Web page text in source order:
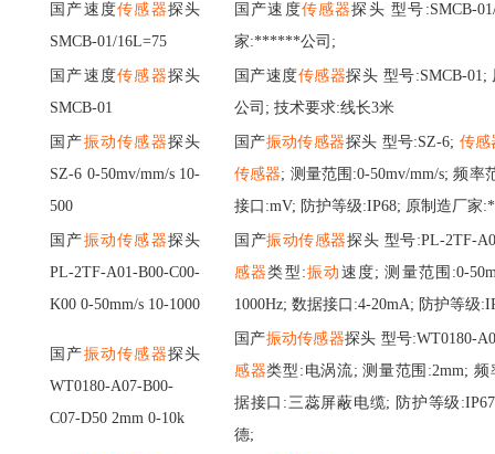
国产速度传感器探头
SMCB-01/16L=75
国产速度传感器探头 型号 :SMCB-
家:******公司;
国产速度传感器探头
SMCB-01
国产速度传感器探头 型号:SMCB-
公司; 技术要求:线长3米
国产振动传感器探头
SZ-6 0-50mv/mm/s 10-
500
国产振动传感器探头 型号:SZ-6; 传感
传感器; 测量范围:0-50mv/mm/s; 频率
接口:mV; 防护等级:IP68; 原制造厂
国产振动传感器探头
PL-2TF-A01-B00-C00-
K00 0-50mm/s 10-1000
国产振动传感器探头 型号:PL-2TF-
感器类型 :振动 速度; 测量范围:0-
1000Hz; 数据接口:4-20mA; 防护等级
国产振动传感器探头
WT0180-A07-B00-
C07-D50 2mm 0-10k
国产振动传感器探头 型号:WT0180-
感器类型 :电涡流; 测量范围:2mm; 频
据接口:三蕊屏蔽电缆; 防护等级
德;